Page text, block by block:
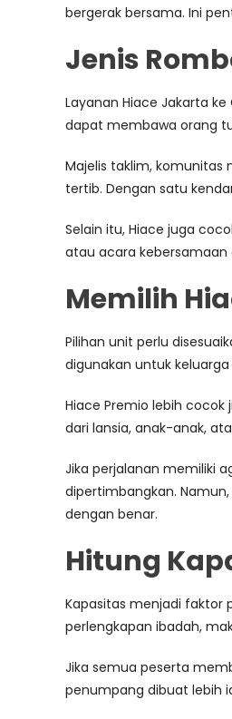
bergerak bersama. Ini
Jenis
Layanan Hiace Jakarta
dapat membawa orang
Majelis taklim, komunitas
tertib. Dengan satu
Selain itu, Hiace juga
atau acara kebersamaan
Memilih
Pilihan unit perlu
digunakan untuk
Hiace Premio lebih
dari lansia, anak-anak,
Jika perjalanan memiliki
dipertimbangkan.
dengan benar.
Hitung
Kapasitas menjadi faktor
perlengkapan ibadah,
Jika semua peserta
penumpang dibuat lebih